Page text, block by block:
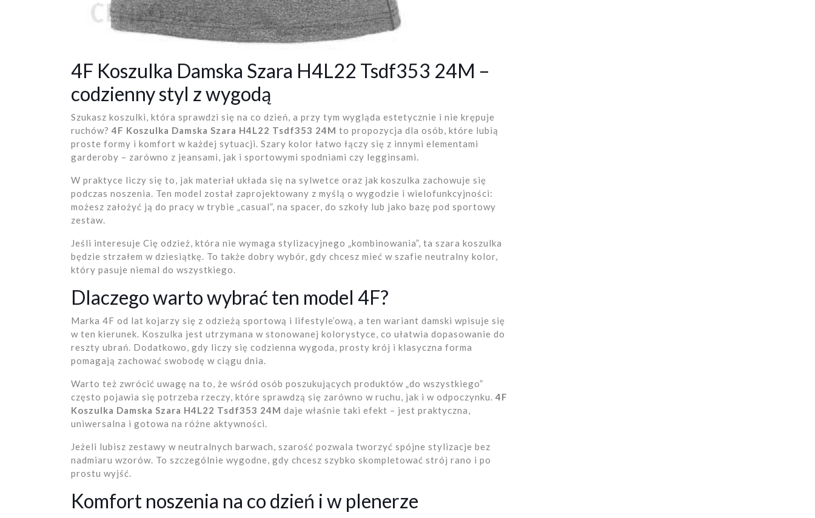
4F Koszulka Damska Szara H4L22 Tsdf353 24M –
codzienny styl z wygodą
Szukasz koszulki, która sprawdzi się na co dzień, a przy tym wygląda estetycznie i nie krępuje
ruchów? 4F Koszulka Damska Szara H4L22 Tsdf353 24M to propozycja dla osób, które lubią
proste formy i komfort w każdej sytuacji. Szary kolor łatwo łączy się z innymi elementami
garderoby – zarówno z jeansami, jak i sportowymi spodniami czy legginsami.
W praktyce liczy się to, jak materiał układa się na sylwetce oraz jak koszulka zachowuje się
podczas noszenia. Ten model został zaprojektowany z myślą o wygodzie i wielofunkcyjności:
możesz założyć ją do pracy w trybie „casual”, na spacer, do szkoły lub jako bazę pod sportowy
zestaw.
Jeśli interesuje Cię odzież, która nie wymaga stylizacyjnego „kombinowania”, ta szara koszulka
będzie strzałem w dziesiątkę. To także dobry wybór, gdy chcesz mieć w szafie neutralny kolor,
który pasuje niemal do wszystkiego.
Dlaczego warto wybrać ten model 4F?
Marka 4F od lat kojarzy się z odzieżą sportową i lifestyle’ową, a ten wariant damski wpisuje się
w ten kierunek. Koszulka jest utrzymana w stonowanej kolorystyce, co ułatwia dopasowanie do
reszty ubrań. Dodatkowo, gdy liczy się codzienna wygoda, prosty krój i klasyczna forma
pomagają zachować swobodę w ciągu dnia.
Warto też zwrócić uwagę na to, że wśród osób poszukujących produktów „do wszystkiego”
często pojawia się potrzeba rzeczy, które sprawdzą się zarówno w ruchu, jak i w odpoczynku. 4F
Koszulka Damska Szara H4L22 Tsdf353 24M daje właśnie taki efekt – jest praktyczna,
uniwersalna i gotowa na różne aktywności.
Jeżeli lubisz zestawy w neutralnych barwach, szarość pozwala tworzyć spójne stylizacje bez
nadmiaru wzorów. To szczególnie wygodne, gdy chcesz szybko skompletować strój rano i po
prostu wyjść.
Komfort noszenia na co dzień i w plenerze